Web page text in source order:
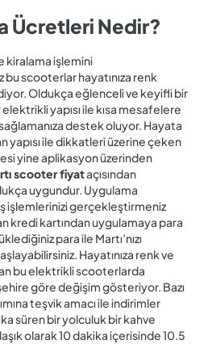
Ücretleri Nedir?
kiralama işlemini
scooterlar hayatınıza renk
Oldukça eğlenceli ve keyifli bir
yapısı ile kısa mesafelere
destek oluyor. Hayata
yapısı ile dikkatleri üzerine çeken
yine aplikasyon üzerinden
scooter fiyataçısından
uygundur. Uygulama
işlemlerinizi gerçekleştirmeniz
kredi kartından uygulamaya para
para ile Martı’nızı
Hayatınıza renk ve
bu elektrikli scooterlarda
göre değişim gösteriyor. Bazı
teşvik amacı ile indirimler
süren bir yolculuk bir kahve
olarak 10 dakika içerisinde 10.5